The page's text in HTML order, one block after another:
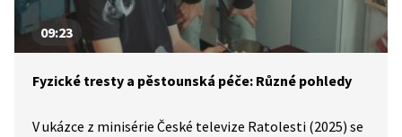
a nesnaží se aktivně zasahovat do společenského řádu.
09:23
Fyzické tresty a pěstounská péče: Různé pohledy
V ukázce z minisérie České televize Ratolesti (2025) se